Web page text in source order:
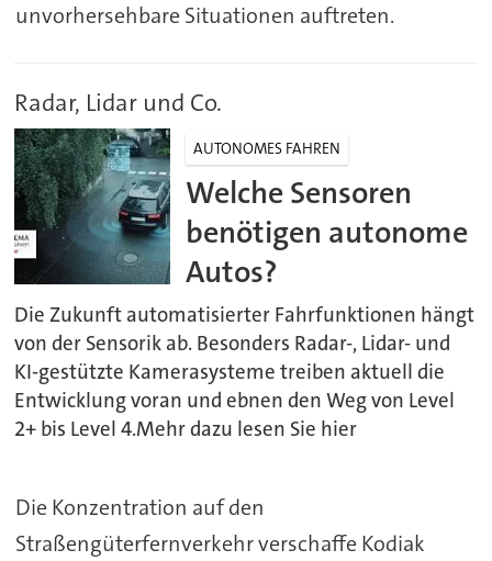
unvorhersehbare Situationen auftreten.
Radar, Lidar und Co.
AUTONOMES FAHREN
Welche Sensoren
benötigen autonome
Autos?
Die Zukunft automatisierter Fahrfunktionen hängt
von der Sensorik ab. Besonders Radar-, Lidar- und
KI-gestützte Kamerasysteme treiben aktuell die
Entwicklung voran und ebnen den Weg von Level
2+ bis Level 4.Mehr dazu lesen Sie hier
Die Konzentration auf den
Straßengüterfernverkehr verschaffe Kodiak